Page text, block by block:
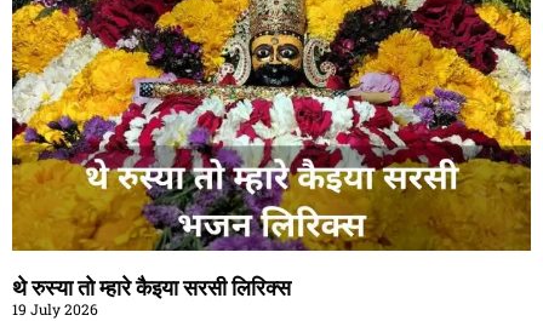
थे रुस्या तो म्हारे कैइया सरसी लिरिक्स
19 July 2026